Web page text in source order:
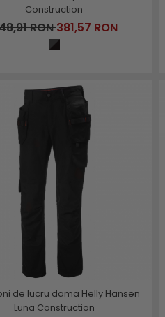
Construction
RON381,57 RON
de lucru dama Helly Hansen
Luna Construction